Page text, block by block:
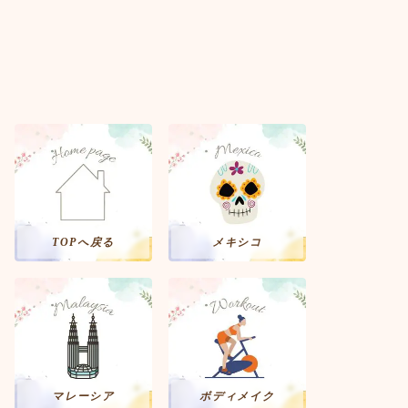
TOPへ戻る メキシコ
マレーシア ボディメイク